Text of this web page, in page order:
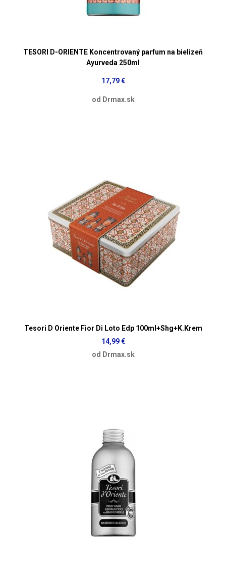
TESORI D-ORIENTE Koncentrovaný parfum na bielizeň
Ayurveda 250ml
17,79 €
od Drmax.sk
Tesori D Oriente Fior Di Loto Edp 100ml+Shg+K.Krem
14,99 €
od Drmax.sk